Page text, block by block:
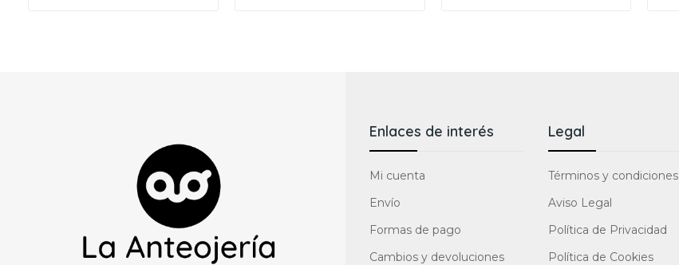
Enlaces de interés
Mi cuenta
Envío
Formas de pago
Cambios y devoluciones
Legal
Términos y condiciones
Aviso Legal
Política de Privacidad
Política de Cookies